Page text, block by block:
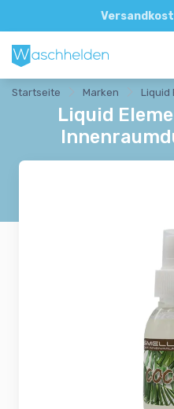
Direkte und
Startseite Marken Liquid
Liquid